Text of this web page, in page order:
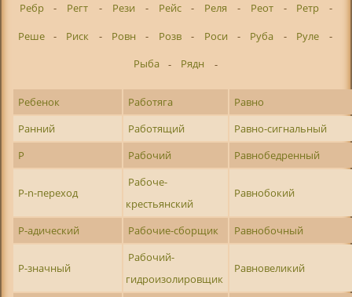
Ребр
- Регт - Рези - Рейс - Реля - Реот - Ретр
-
Реше
- Риск - Ровн - Розв - Роси - Руба - Руле
-
Рыба
- Рядн -
Ребенок Работяга
Равно
Ранний
Работящий
Равно-сигнальный
Р
Рабочий Равнобедренный
Р-n-переход
Рабоче-
крестьянский
Равнобокий
Р-адический Рабочие-сборщик Равнобочный
Р-значный
Рабочий-
гидроизолировщик
Равновеликий